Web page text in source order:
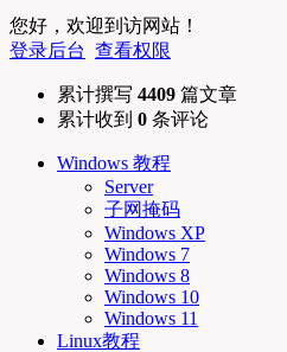
您好，欢迎到访网站！
登录后台 查看权限
累计撰写 4409 篇文章
累计收到 0 条评论
Windows 教程
Server
子网掩码
Windows XP
Windows 7
Windows 8
Windows 10
Windows 11
Linux教程